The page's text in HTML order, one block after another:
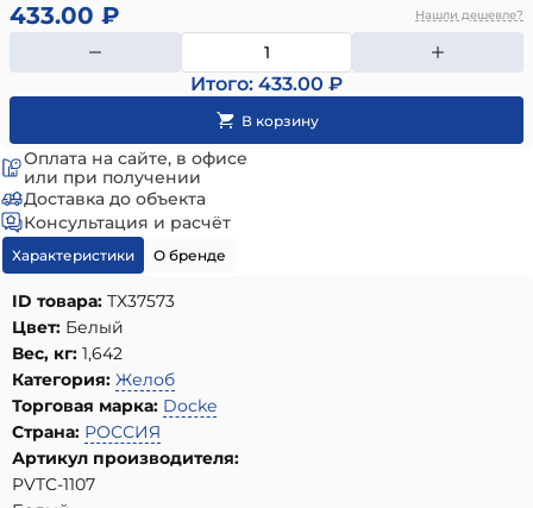
433.00 ₽ Нашли дешевле?
Итого: 433.00 ₽
Оплата на сайте, в офисе
или при получении
Доставка до объекта
Консультация и расчёт
Характеристики О бренде
ID товара: ТХ37573
Цвет: Белый
Вес, кг: 1,642
Категория: Желоб
Торговая марка: Docke
Страна: РОССИЯ
Артикул производителя:
PVTC-1107